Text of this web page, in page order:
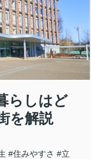
らしはど
を解説
#住みやすさ #立